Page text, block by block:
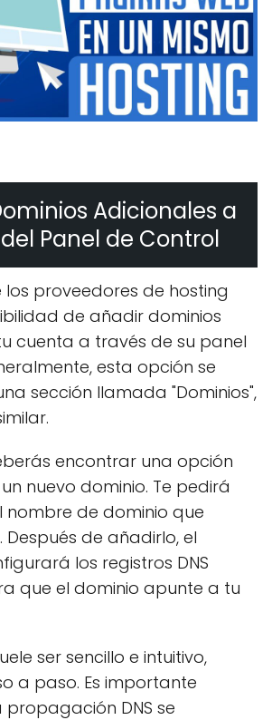
Adicionales a
Panel de Control
proveedores de hosting
de añadir dominios
cuenta a través de su panel
esta opción se
sección llamada "Dominios",
encontrar una opción
nuevo dominio. Te pedirá
nombre de dominio que
de añadirlo, el
los registros DNS
que el dominio apunte a tu
ser sencillo e intuitivo,
a paso. Es importante
DNS se